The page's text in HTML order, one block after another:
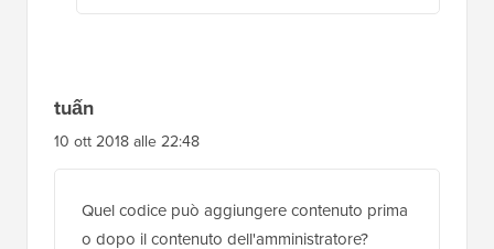
Stiamo esaminando diversi articoli per la
compatibilità con Gutenberg/Block editor.
Ci assicureremo di dare un'occhiata anche
a questo